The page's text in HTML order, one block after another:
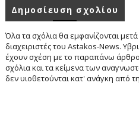
Δημοσίευση σχολίου
Όλα τα σχόλια θα εμφανίζονται
διαχειριστές του Astakos-News.
έχουν σχέση με το παραπάνω
σχόλια και τα κείμενα των
δεν υιοθετούνται κατ' ανάγκη από